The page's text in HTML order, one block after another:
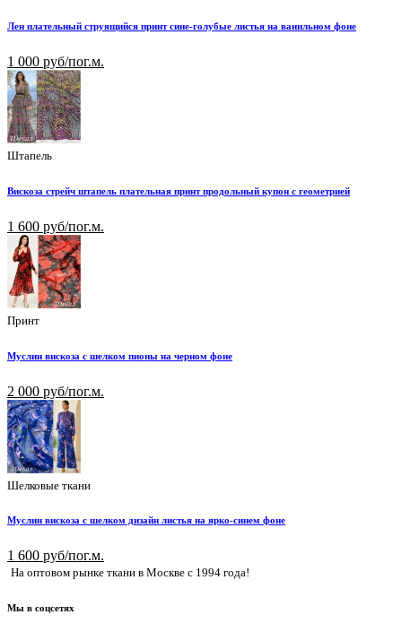
Лен плательный струящийся принт сине-голубые листья на ванильном фоне
1 000 руб/пог.м.
Штапель
Вискоза стрейч штапель плательная принт продольный купон с геометрией
1 600 руб/пог.м.
Принт
Муслин вискоза с шелком пионы на черном фоне
2 000 руб/пог.м.
Шелковые ткани
Муслин вискоза с шелком дизайн листья на ярко-синем фоне
1 600 руб/пог.м.
На оптовом рынке ткани в Москве с 1994 года!
Мы в соцсетях